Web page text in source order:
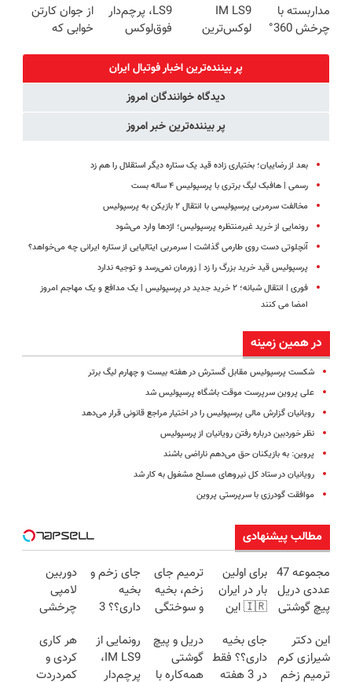
درب منزل
پرداخت قسطی
(40%off)
مداربسته با
چرخش 360°
تعویض +
IM LS9
لوکس‌ترین
LS9، پرچم‌دار
فوق‌لوکس
ایران شد
از جوان کارتن
خوابی که
پر بیننده‌ترین اخبار فوتبال ايران
دیدگاه خوانندگان امروز
پر بیننده‌ترین خبر امروز
بعد از رضاییان؛ بختیاری زاده قید یک ستاره دیگر استقلال را هم زد
رسمی | هافبک لیگ برتری با پرسپولیس ۴ ساله بست
مخالفت سرمربی پرسپولیسی با انتقال ۲ بازیکن به پرسپولیس
رونمایی از خرید غیرمنتظره پرسپولیس؛ اژدها وارد می‌شود
آنچلوتی دست روی طارمی گذاشت | سرمربی ایتالیایی از ستاره ایرانی چه می‌خواهد؟
پرسپولیس قید خرید بزرگ را زد | زورمان نمی‌رسد و توجیه ندارد
فوری | انتقال شبانه؛ ۲ خرید جدید در پرسپولیس | یک مدافع و یک مهاجم امروز
امضا می کنند
در همین زمینه
شکست پرسپولیس مقابل گسترش در هفته بیست‌ و چهارم لیگ برتر
علی پروین سرپرست موقت باشگاه پرسپولیس شد
رویانیان گزارش مالی پرسپولیس را در اختیار مراجع قانونی قرار می‌دهد
نظر خوردبین درباره رفتن رویانیان از پرسپولیس
پروین: به بازیکنان حق می‌دهم ناراضی باشند
رویانیان در ستاد کل نیروهای مسلح مشغول به کار شد
موافقت گودرزی با سرپرستی پروین
مطالب پیشنهادی
مجموعه 47
عددی دریل
پیچ گوشتی
(تخفیف به
مدت
محدود)
برای اولین
بار در ایران
🇮🇷 این
ترمیم کننده
23 روزه
ساخت!
ترمیم جای
زخم، بخیه
و سوختگی
هفته!!😍
جای زخم و
بخیه
داری؟؟ 3
محوش کن!
دوربین
لامپی
چرخشی
فقط امروز
حراج شد🔥
پرداخت
این دکتر
شیرازی کرم
ترمیم زخم
جای بخیه
داری؟؟ فقط
در 3 هفته
دریل و پیچ
گوشتی
همه‌کاره با
رونمایی از
IM LS9،
پرچم‌دار
هر کاری
کردی و
کمردردت